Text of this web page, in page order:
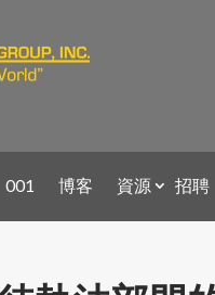
001 博客 資源 招聘